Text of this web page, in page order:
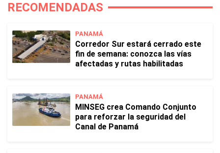
RECOMENDADAS
PANAMÁ
Corredor Sur estará cerrado este
fin de semana: conozca las vías
afectadas y rutas habilitadas
PANAMÁ
MINSEG crea Comando Conjunto
para reforzar la seguridad del
Canal de Panamá